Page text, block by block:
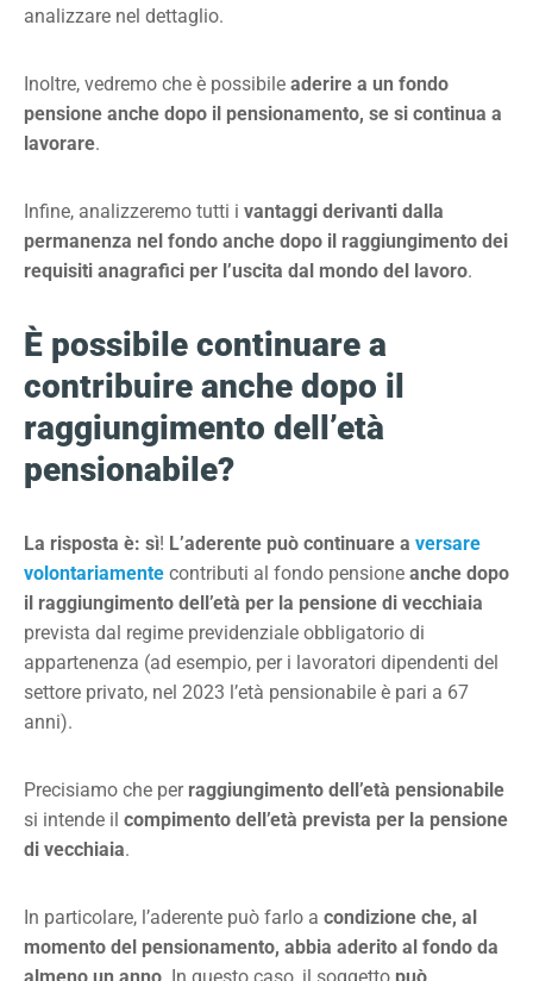
analizzare nel dettaglio.
Inoltre, vedremo che è possibile aderire a un fondo
pensione anche dopo il pensionamento, se si continua a
lavorare.
Infine, analizzeremo tutti i vantaggi derivanti dalla
permanenza nel fondo anche dopo il raggiungimento dei
requisiti anagrafici per l’uscita dal mondo del lavoro.
È possibile continuare a
contribuire anche dopo il
raggiungimento dell’età
pensionabile?
La risposta è: sì! L’aderente può continuare a versare
volontariamente contributi al fondo pensione anche dopo
il raggiungimento dell’età per la pensione di vecchiaia
prevista dal regime previdenziale obbligatorio di
appartenenza (ad esempio, per i lavoratori dipendenti del
settore privato, nel 2023 l’età pensionabile è pari a 67
anni).
Precisiamo che per raggiungimento dell’età pensionabile
si intende il compimento dell’età prevista per la pensione
di vecchiaia.
In particolare, l’aderente può farlo a condizione che, al
momento del pensionamento, abbia aderito al fondo da